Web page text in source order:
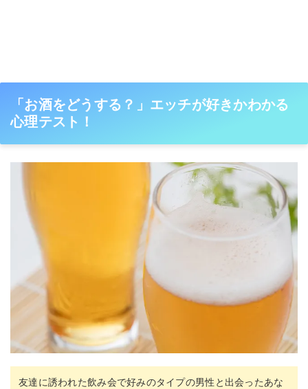
「お酒をどうする？」エッチが好きかわかる
心理テスト！
友達に誘われた飲み会で好みのタイプの男性と出会ったあな